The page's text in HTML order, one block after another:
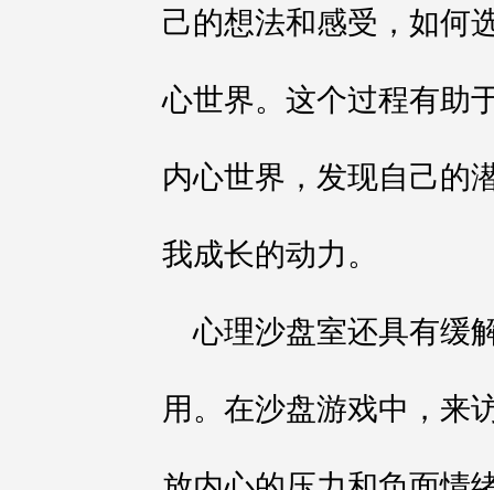
己的想法和感受，如何
心世界。这个过程有助
内心世界，发现自己的
我成长的动力。
心理沙盘室还具有缓
用。在沙盘游戏中，来